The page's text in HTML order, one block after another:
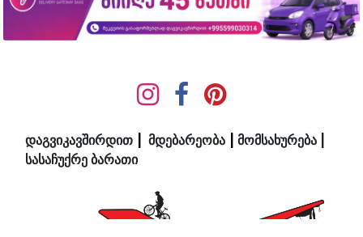
დაგვიკავშირდით მდ​ებ​​არეობა მომსახურება
სასაჩუქრე ბარათი